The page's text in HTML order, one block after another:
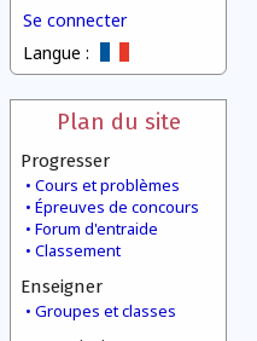
Se connecter
Langue :
Plan du site
Progresser
Cours et problèmes
Épreuves de concours
Forum d'entraide
Classement
Enseigner
Groupes et classes